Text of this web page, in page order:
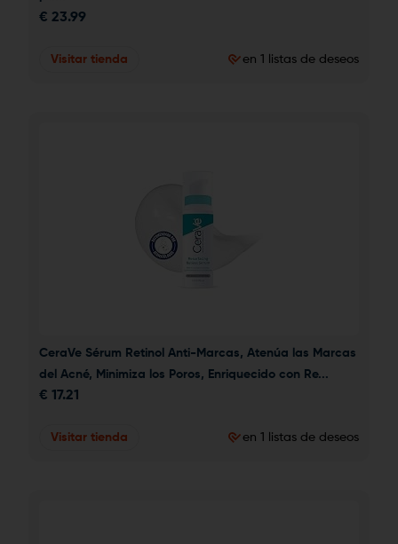
€ 23.99
Visitar tienda en 1 listas de deseos
CeraVe Sérum Retinol Anti-Marcas, Atenúa las Marcas
del Acné, Minimiza los Poros, Enriquecido con Re...
€ 17.21
Visitar tienda en 1 listas de deseos